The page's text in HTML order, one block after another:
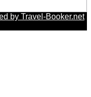
by Travel-Booker.net